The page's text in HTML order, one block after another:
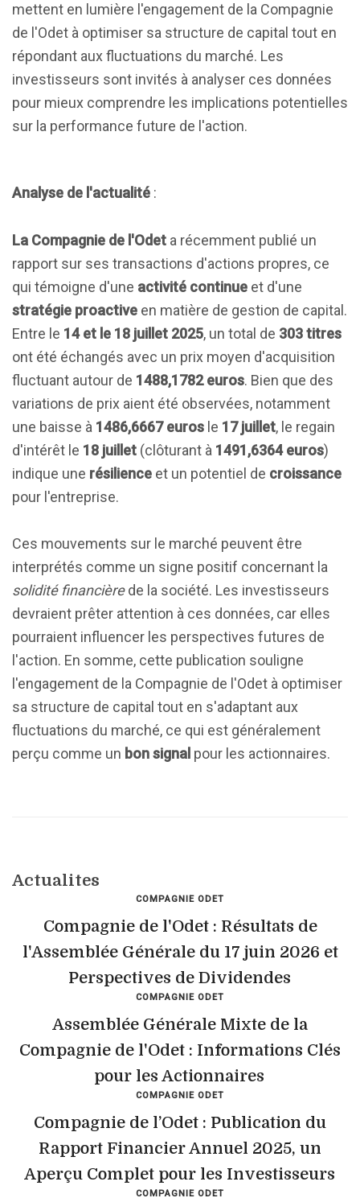
mettent en lumière l'engagement de la Compagnie
de l'Odet à optimiser sa structure de capital tout en
répondant aux fluctuations du marché. Les
investisseurs sont invités à analyser ces données
pour mieux comprendre les implications potentielles
sur la performance future de l'action.
Analyse de l'actualité :
La Compagnie de l'Odet a récemment publié un
rapport sur ses transactions d'actions propres, ce
qui témoigne d'une activité continue et d'une
stratégie proactive en matière de gestion de capital.
Entre le 14 et le 18 juillet 2025, un total de 303 titres
ont été échangés avec un prix moyen d'acquisition
fluctuant autour de 1488,1782 euros. Bien que des
variations de prix aient été observées, notamment
une baisse à 1486,6667 euros le 17 juillet, le regain
d'intérêt le 18 juillet (clôturant à 1491,6364 euros)
indique une résilience et un potentiel de croissance
pour l'entreprise.
Ces mouvements sur le marché peuvent être
interprétés comme un signe positif concernant la
solidité financièrede la société. Les investisseurs
devraient prêter attention à ces données, car elles
pourraient influencer les perspectives futures de
l'action. En somme, cette publication souligne
l'engagement de la Compagnie de l'Odet à optimiser
sa structure de capital tout en s'adaptant aux
fluctuations du marché, ce qui est généralement
perçu comme un bon signal pour les actionnaires.
Actualites
COMPAGNIE ODET
Compagnie de l'Odet : Résultats de
l'Assemblée Générale du 17 juin 2026 et
Perspectives de Dividendes
COMPAGNIE ODET
Assemblée Générale Mixte de la
Compagnie de l'Odet : Informations Clés
pour les Actionnaires
COMPAGNIE ODET
Compagnie de l’Odet : Publication du
Rapport Financier Annuel 2025, un
Aperçu Complet pour les Investisseurs
COMPAGNIE ODET